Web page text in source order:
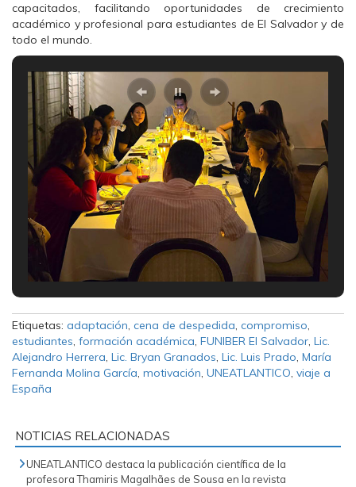
capacitados, facilitando oportunidades de crecimiento
académico y profesional para estudiantes de El Salvador y de
todo el mundo.
Etiquetas: adaptación, cena de despedida, compromiso,
estudiantes, formación académica, FUNIBER El Salvador, Lic.
Alejandro Herrera, Lic. Bryan Granados, Lic. Luis Prado, María
Fernanda Molina García, motivación, UNEATLANTICO, viaje a
España
NOTICIAS RELACIONADAS
UNEATLANTICO destaca la publicación científica de la
profesora Thamiris Magalhães de Sousa en la revista